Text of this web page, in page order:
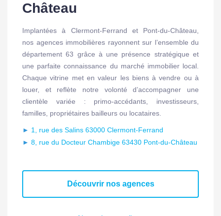
Château
Implantées à Clermont-Ferrand et Pont-du-Château,
nos agences immobilières rayonnent sur l’ensemble du
département 63 grâce à une présence stratégique et
une parfaite connaissance du marché immobilier local.
Chaque vitrine met en valeur les biens à vendre ou à
louer, et reflète notre volonté d’accompagner une
clientèle variée : primo-accédants, investisseurs,
familles, propriétaires bailleurs ou locataires.
► 1, rue des Salins 63000 Clermont-Ferrand
► 8, rue du Docteur Chambige 63430 Pont-du-Château
Découvrir nos agences